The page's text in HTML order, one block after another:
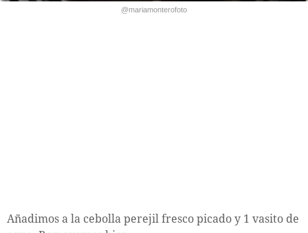
@mariamonterofoto
Añadimos a la cebolla perejil fresco picado y 1 vasito de